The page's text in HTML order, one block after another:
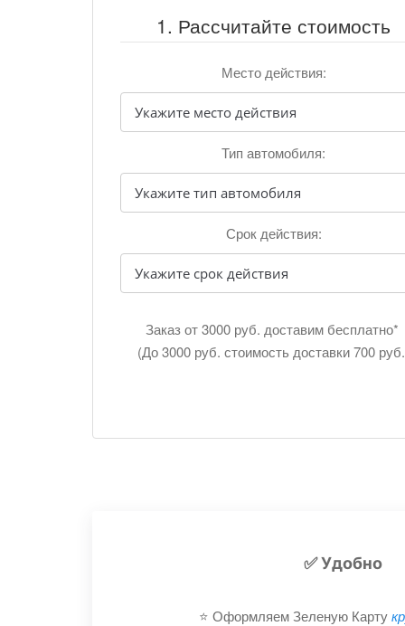
1. Рассчитайте стоимость
Место действия:
Тип автомобиля:
Срок действия:
Заказ от 3000 руб. доставим бесплатно*
(До 3000 руб. стоимость доставки 700
✅ Удобно
⭐️ Оформляем Зеленую Карту